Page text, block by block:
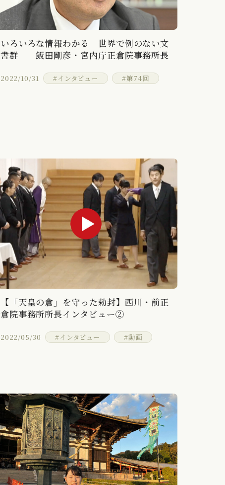
いろいろな情報わかる 世界で例のない文
書群 飯田剛彦・宮内庁正倉院事務所長
2022/10/31 #インタビュー #第74回
【「天皇の倉」を守った勅封】西川・前正
倉院事務所所長インタビュー②
2022/05/30 #インタビュー #動画